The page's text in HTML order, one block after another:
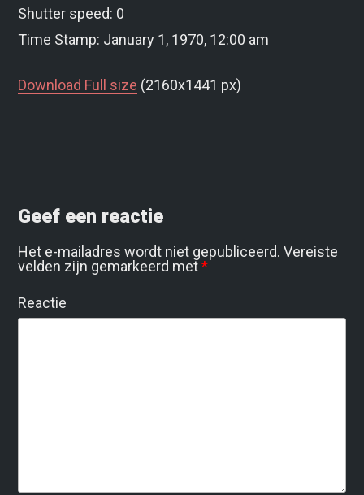
Shutter speed: 0
Time Stamp: January 1, 1970, 12:00 am
Download Full size (2160x1441 px)
Geef een reactie
Het e-mailadres wordt niet gepubliceerd. Vereiste
velden zijn gemarkeerd met*
Reactie